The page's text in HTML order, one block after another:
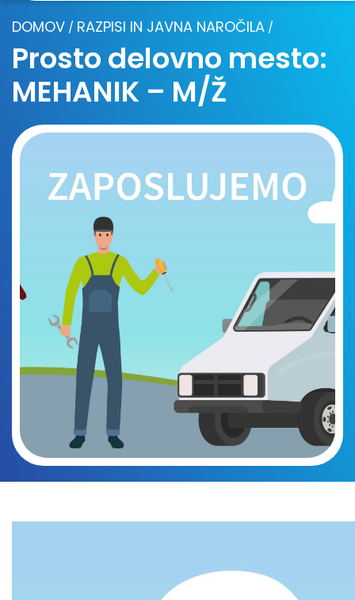
DOMOV / RAZPISI IN JAVNA NAROČILA /
Prosto delovno mesto:
MEHANIK – M/Ž